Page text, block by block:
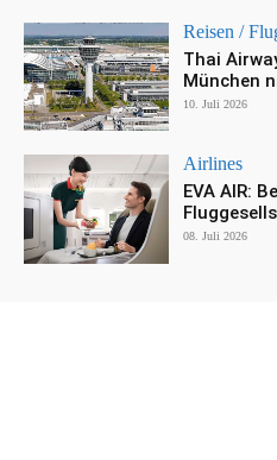
Reisen /
Thai
München
10. Juli 2026
Airlines
EVA AIR:
08. Juli 2026